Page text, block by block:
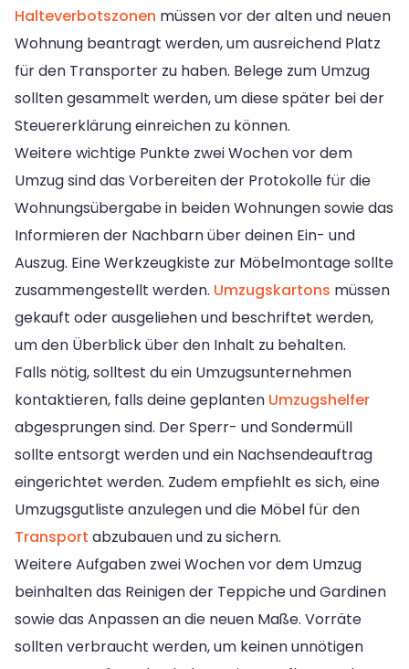
Halteverbotszonen müssen vor der alten und neuen
Wohnung beantragt werden, um ausreichend Platz
für den Transporter zu haben. Belege zum Umzug
sollten gesammelt werden, um diese später bei der
Steuererklärung einreichen zu können.
Weitere wichtige Punkte zwei Wochen vor dem
Umzug sind das Vorbereiten der Protokolle für die
Wohnungsübergabe in beiden Wohnungen sowie das
Informieren der Nachbarn über deinen Ein- und
Auszug. Eine Werkzeugkiste zur Möbelmontage sollte
zusammengestellt werden. Umzugskartons müssen
gekauft oder ausgeliehen und beschriftet werden,
um den Überblick über den Inhalt zu behalten.
Falls nötig, solltest du ein Umzugsunternehmen
kontaktieren, falls deine geplanten Umzugshelfer
abgesprungen sind. Der Sperr- und Sondermüll
sollte entsorgt werden und ein Nachsendeauftrag
eingerichtet werden. Zudem empfiehlt es sich, eine
Umzugsgutliste anzulegen und die Möbel für den
Transport abzubauen und zu sichern.
Weitere Aufgaben zwei Wochen vor dem Umzug
beinhalten das Reinigen der Teppiche und Gardinen
sowie das Anpassen an die neuen Maße. Vorräte
sollten verbraucht werden, um keinen unnötigen